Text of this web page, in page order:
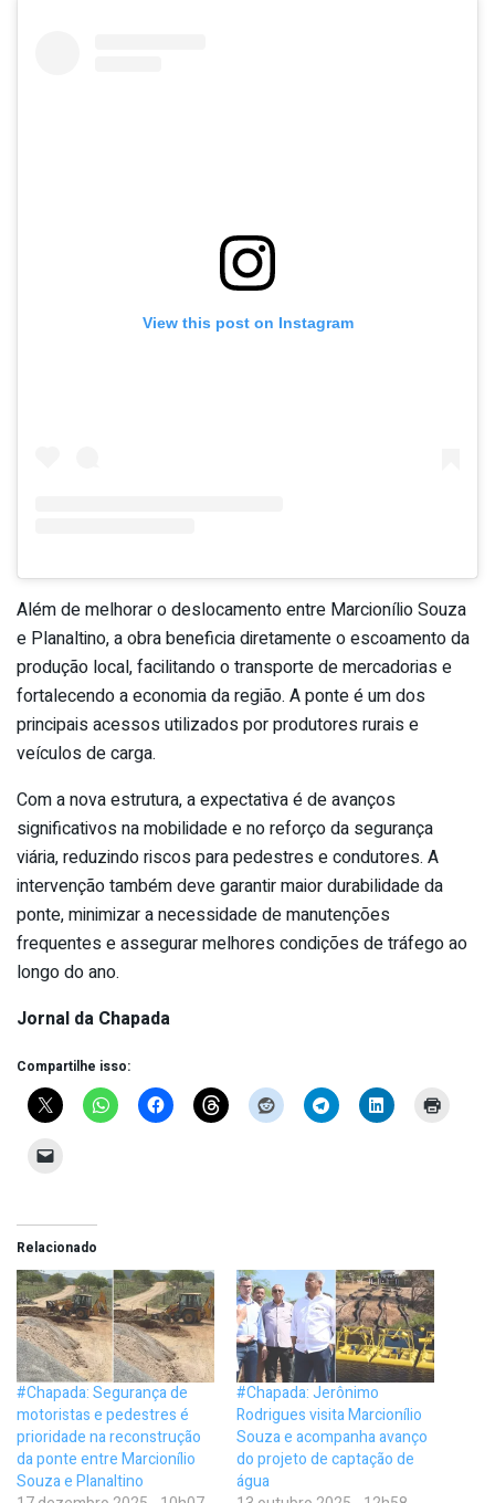
View this post on Instagram
Além de melhorar o deslocamento entre Marcionílio Souza
e Planaltino, a obra beneficia diretamente o escoamento da
produção local, facilitando o transporte de mercadorias e
fortalecendo a economia da região. A ponte é um dos
principais acessos utilizados por produtores rurais e
veículos de carga.
Com a nova estrutura, a expectativa é de avanços
significativos na mobilidade e no reforço da segurança
viária, reduzindo riscos para pedestres e condutores. A
intervenção também deve garantir maior durabilidade da
ponte, minimizar a necessidade de manutenções
frequentes e assegurar melhores condições de tráfego ao
longo do ano.
Jornal da Chapada
Compartilhe isso:
Relacionado
#Chapada: Segurança de
motoristas e pedestres é
prioridade na reconstrução
da ponte entre Marcionílio
Souza e Planaltino
#Chapada: Jerônimo
Rodrigues visita Marcionílio
Souza e acompanha avanço
do projeto de captação de
água